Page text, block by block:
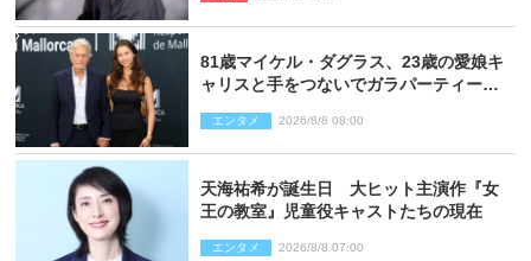
81歳マイケル・ダグラス、23歳の愛娘キ
ャリスと手をつないでガラパーティーに
エンタメ 2026/8/8 08:00
天海祐希が誕生日 大ヒット主演作『女
王の教室』児童役キャストたちの現在
エンタメ 2026/8/8 07:00